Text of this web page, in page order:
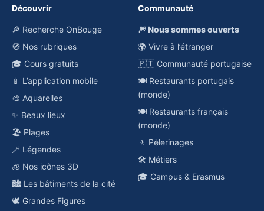
Découvrir
🔎 Recherche OnBouge
🧭 Nos rubriques
🎓 Cours gratuits
📱 L’application mobile
🎨 Aquarelles
✨ Beaux lieux
🏖️ Plages
🪄 Légendes
🧊 Nos icônes 3D
🏙️ Les bâtiments de la cité
🕊️ Grandes Figures
Communauté
🎆 Nous sommes ouverts
🌍 Vivre à l’étranger
🇵🇹 Communauté portugaise
🍽️ Restaurants portugais
(monde)
🍽️ Restaurants français
(monde)
🚶 Pèlerinages
🛠️ Métiers
🎓 Campus & Erasmus